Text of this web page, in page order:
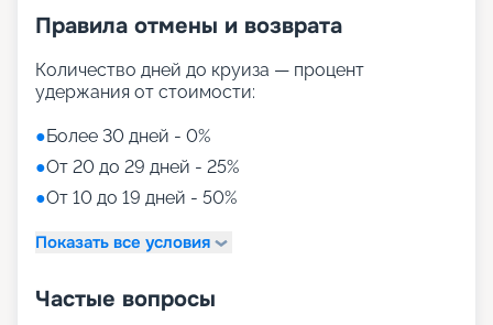
Правила отмены и возврата
Количество дней до круиза — процент
удержания от стоимости:
●Более 30 дней - 0%
●От 20 до 29 дней - 25%
●От 10 до 19 дней - 50%
Показать все условия
Частые вопросы